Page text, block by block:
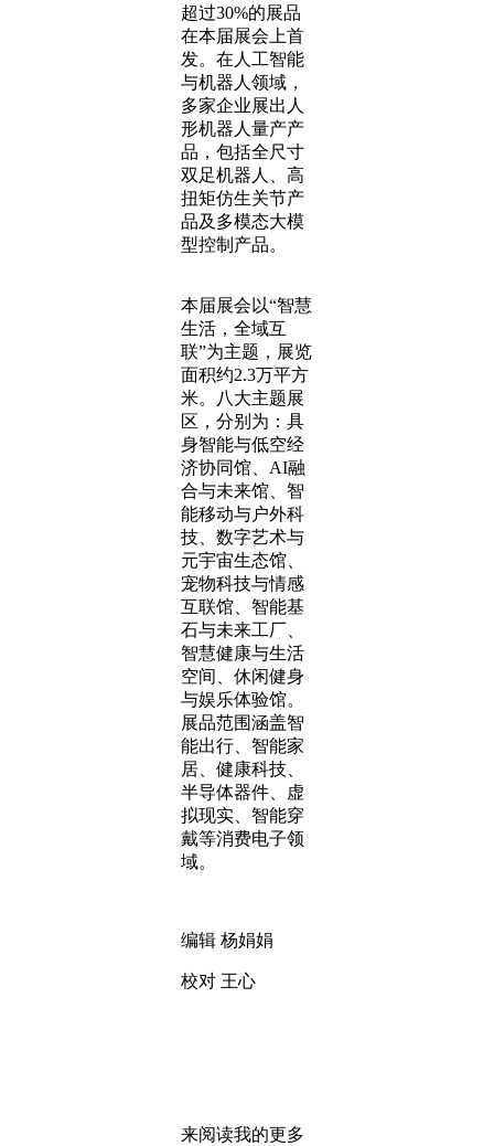
超过30%的展品
在本届展会上首
发。在人工智能
与机器人领域，
多家企业展出人
形机器人量产产
品，包括全尺寸
双足机器人、高
扭矩仿生关节产
品及多模态大模
型控制产品。
本届展会以“智慧
生活，全域互
联”为主题，展览
面积约2.3万平方
米。八大主题展
区，分别为：具
身智能与低空经
济协同馆、AI融
合与未来馆、智
能移动与户外科
技、数字艺术与
元宇宙生态馆、
宠物科技与情感
互联馆、智能基
石与未来工厂、
智慧健康与生活
空间、休闲健身
与娱乐体验馆。
展品范围涵盖智
能出行、智能家
居、健康科技、
半导体器件、虚
拟现实、智能穿
戴等消费电子领
域。
编辑 杨娟娟
校对 王心
来阅读我的更多